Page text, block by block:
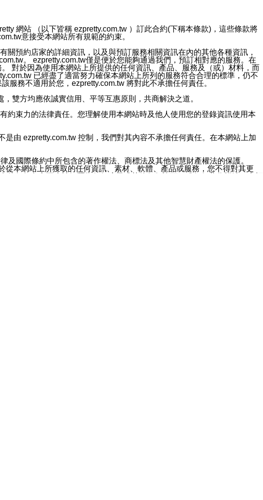
。您能依照該資料或電子郵件所指示之方法、說明或功能連結，隨時
三個條件者，將可收到通知型訊息。
網站 （以下皆稱 ezpretty.com.tw ）訂此合約(下稱本條款)，這些條款將
意接受本網站所有規範的約束。
預約店家的詳細資訊，以及與預訂服務相關資訊在內的其他各種資訊，
。 ezpretty.com.tw僅是便於您能夠通過我們，預訂相對應的服務。在
對於因為使用本網站上所提供的任何資訊、產品、服務及（或）材料，而
已經盡了適當努力確保本網站上所列的服務符合合理的標準，仍不
服務不適用於您，ezpretty.com.tw 將對此不承擔任何責任。
雙方均應依誠實信用、平等互惠原則，共商解決之道。
約束力的法律責任。您理解使用本網站時及他人使用您的登錄資訊使用本
由 ezpretty.com.tw 控制，我們對其內容不承擔任何責任。在本網站上加
國際條約中所包含的著作權法、商標法及其他智慧財產權法的保護。
本網站上所獲取的任何資訊、素材、軟體、產品或服務，您不得對其更